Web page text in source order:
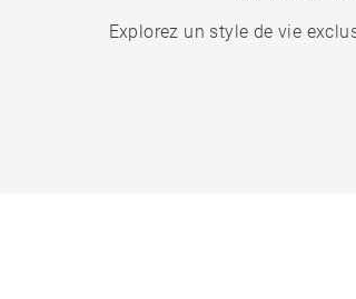
Explorez un style de vie